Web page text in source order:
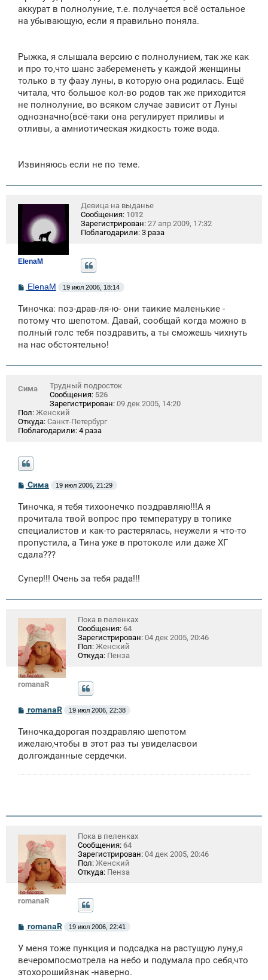
аккурат в полнолуние, т.е. получается всё остальное
на убывающую, если я правильно поняла.
Рыжка, я слышала версию с полнолунием, так же как
и про то,что шанс забеременеть у каждой женщины
только в ту фазу луны, в которую она родилась. Ещё
читала, что большое кол-во родов так же приходится
не полнолуние, во всяком случае зависит от Луны
однoзначно(всё-таки она регулирует приливы и
отливы, а амниотическая жидкость тоже вода.
Извиняюсь если не по теме.
ElenaM
Девица на выданье
Сообщения: 1012
Зарегистрирован: 27 апр 2009, 17:32
Поблагодарили: 3 раза
С
о
б
щ
н
и
ElenaM 19 июл 2006, 18:14
Тиночка: поз-драв-ля-ю- они таикие маленькие -
потому что шепотом. Давай, сообщай когда можно в
полный голс тебя поздравить, а ты сможешь чихнуть
на нас обстоятельно!
Сима
Трудный подросток
Сообщения: 526
Зарегистрирован: 09 дек 2005, 14:20
Пол: Женский
Откуда: Санкт-Петербург
Поблагодарили: 4 раза
С
о
б
щ
е
н
и
е
Сима 19 июл 2006, 21:29
Тиночка, я тебя тихоонечко поздравляю!!!А я
прочитала твой вопрос про температуру в топике
специалистов и как-то растерялась, неужели я что-то
пропустила, а Тина уже в протоколе или даже ХГ
сдала???
Супер!!! Очень за тебя рада!!!
romanaR
Пока в пеленках
Сообщения: 64
Зарегистрирован: 04 дек 2005, 20:46
Пол: Женский
Откуда: Пенза
С
о
б
щ
н
romanaR 19 июл 2006, 22:38
Тиночка,дорогая поздравляю шепотом
ижелаю,чтобы в этот раз ты увиделасвои
долгожданные сердечки.
romanaR
Пока в пеленках
Сообщения: 64
Зарегистрирован: 04 дек 2005, 20:46
Пол: Женский
Откуда: Пенза
С
о
б
щ
н
romanaR 19 июл 2006, 22:41
У меня тоже пункция и подсадка на растущую луну,я
вечеромпосмотрела на небо и подумала про себя,что
этохорошийзнак -наверно.